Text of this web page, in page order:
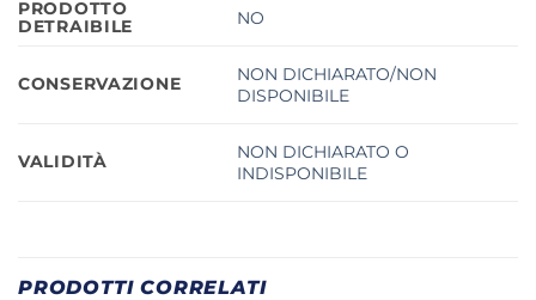
PRODOTTO
DETRAIBILE
NO
CONSERVAZIONE
NON DICHIARATO/NON
DISPONIBILE
VALIDITÀ
NON DICHIARATO O
INDISPONIBILE
PRODOTTI CORRELATI